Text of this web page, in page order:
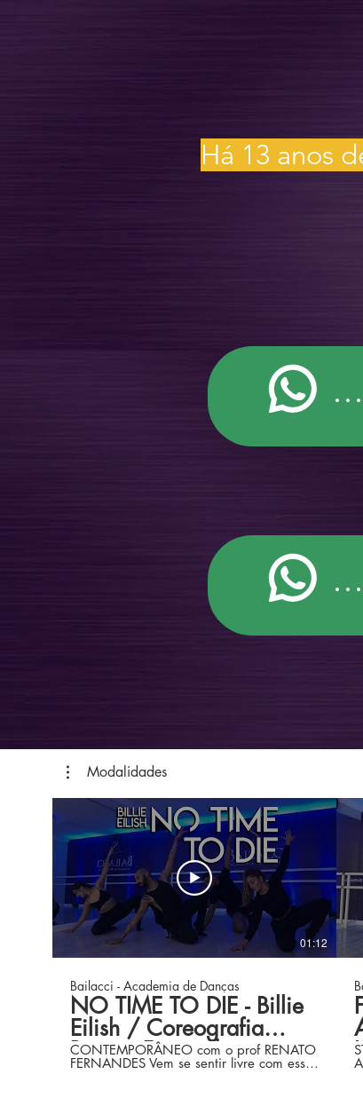
Há 13 anos
. .
. .
Modalidades
01:12
Bailacci - Academia de Danças
NO TIME TO DIE - Billie
Eilish / Coreografia
Renato Fernandes
CONTEMPORÂNEO com o prof RENATO
FERNANDES Vem se sentir livre com essa